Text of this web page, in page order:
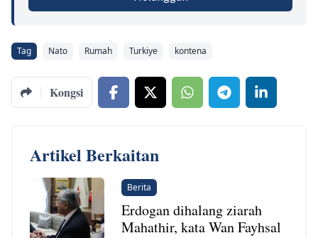
Tag Nato Rumah Turkiye kontena
Kongsi
Artikel Berkaitan
Berita
Erdogan dihalang ziarah
Mahathir, kata Wan Fayhsal